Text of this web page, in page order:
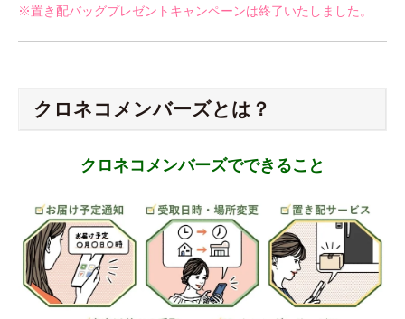
※置き配バッグプレゼントキャンペーンは終了いたしました。
クロネコメンバーズとは？
クロネコメンバーズでできること